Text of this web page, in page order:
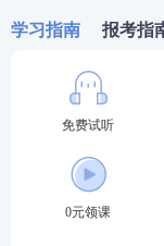
中级社工师共考
基础好的，可一
备考时间碎片化
科，有效分散压
学习指南 报考指
免费试听
0元领课